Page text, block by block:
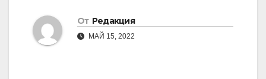
От Редакция
МАЙ 15, 2022